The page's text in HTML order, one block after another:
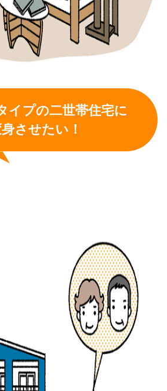
イプの二世帯住宅に
させたい！